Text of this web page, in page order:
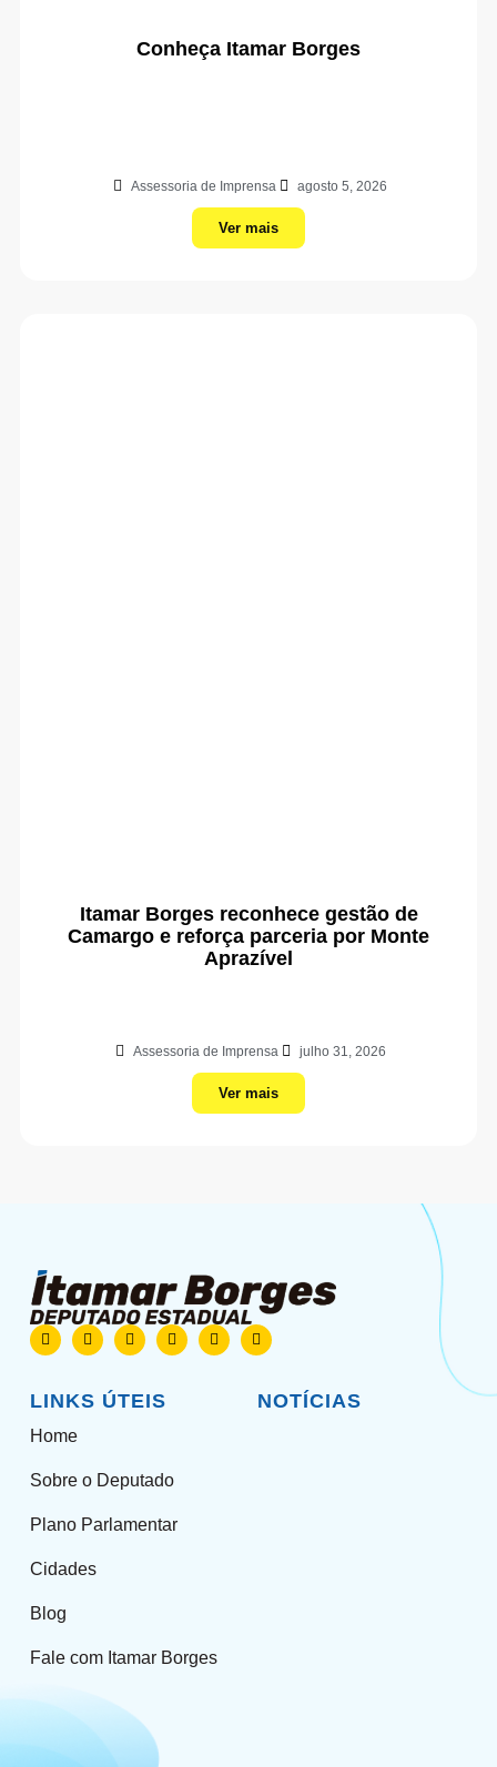
Conheça Itamar Borges
Assessoria de Imprensa agosto 5, 2026
Ver mais
Itamar Borges reconhece gestão de
Camargo e reforça parceria por Monte
Aprazível
Assessoria de Imprensa julho 31, 2026
Ver mais
LINKS ÚTEIS
Home
Sobre o Deputado
Plano Parlamentar
Cidades
Blog
Fale com Itamar Borges
NOTÍCIAS